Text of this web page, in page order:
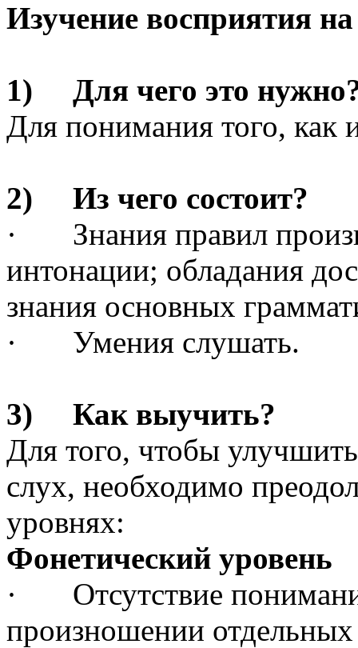
Изучение восприятия
1) Для чего это
Для понимания того, как
2) Из чего состоит?
· Знания правил
интонации; обладания
знания основных
· Умения слушать.
3) Как выучить?
Для того, чтобы
слух, необходимо
уровнях:
Фонетический уровень
· Отсутствие
произношении отдельных